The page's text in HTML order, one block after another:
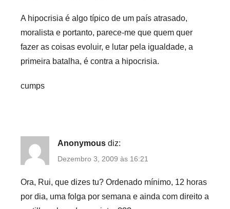
A hipocrisia é algo típico de um país atrasado,
moralista e portanto, parece-me que quem quer
fazer as coisas evoluir, e lutar pela igualdade, a
primeira batalha, é contra a hipocrisia.
cumps
Anonymous diz:
Dezembro 3, 2009 às 16:21
Ora, Rui, que dizes tu? Ordenado mínimo, 12 horas
por dia, uma folga por semana e ainda com direito a